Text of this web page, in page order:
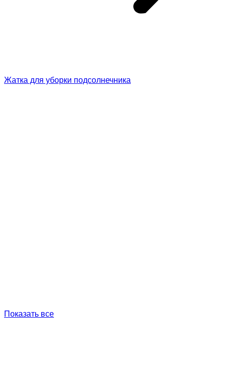
Жатка для уборки подсолнечника
Показать все